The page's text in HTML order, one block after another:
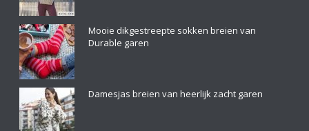
Mooie dikgestreepte sokken breien van
Durable garen
Damesjas breien van heerlijk zacht garen